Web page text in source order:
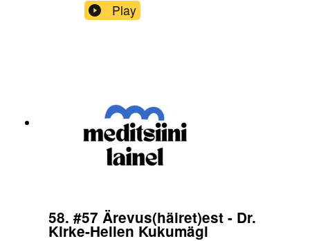
Verekeskuse tööst. Hüppa lainele!
Play
58. #57 Ärevus(häiret)est - Dr.
Kirke-Hellen Kukumägi